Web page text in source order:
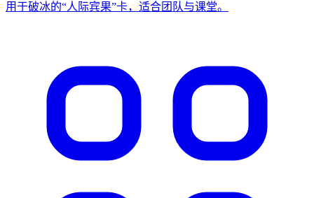
用于破冰的“人际宾果”卡，适合团队与课堂。